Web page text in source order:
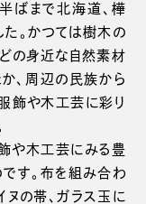
ばまで北海道、樺
。かつては樹木の
の身近な自然素材
、周辺の民族から
飾や木工芸に彩り
や木工芸にみる豊
す。布を組み合わ
の帯、ガラス玉に